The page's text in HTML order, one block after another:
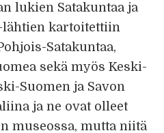
lukien Satakuntaa ja
lähtien kartoitettiin
Satakuntaa,
sekä myös Keski-
Suomen ja Savon
ja ne ovat olleet
museossa, mutta niitä